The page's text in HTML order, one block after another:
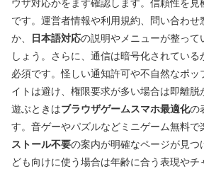
ウザ対応かをまず確認します。信頼性を
です。運営者情報や利用規約、問い合わせ
か、
日本語対応の説明やメニューが整って
しょう。さらに、通信は暗号化されている
必須です。怪しい通知許可や不自然なポ
イトは避け、権限要求が多い場合は即離
遊ぶときはブラウザゲームスマホ最適化の
す。音ゲーやパズルなどミニゲーム無料で
ストール不要の案内が明確なページが見つ
ども向けに使う場合は年齢に合う表現や